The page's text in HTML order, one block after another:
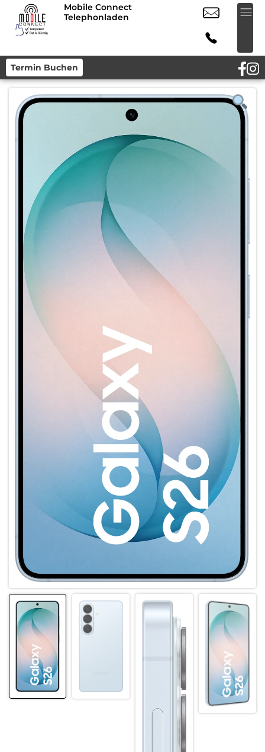
Mobile Connect
Telephonladen
Termin Buchen